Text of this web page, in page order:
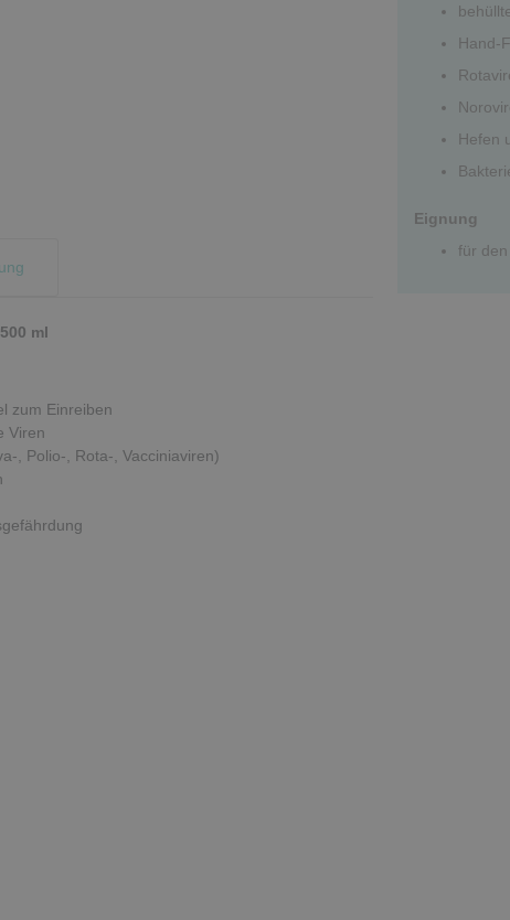
Hand-
Hefen
Eignung
für
ml
zum Einreiben
Viren
, Polio-, Rota-, Vacciniaviren)